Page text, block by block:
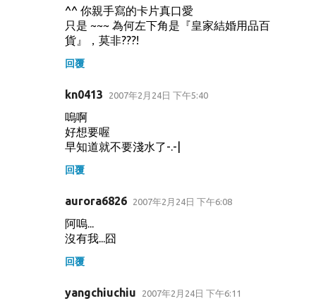
^^ 你親手寫的卡片真口愛
只是 ~~~ 為何左下角是『皇家結婚用品百
貨』，莫非???!
回覆
kn0413 2007年2月24日 下午5:40
嗚啊
好想要喔
早知道就不要淺水了-.-|
回覆
aurora6826 2007年2月24日 下午6:08
阿嗚...
沒有我...囧
回覆
yangchiuchiu 2007年2月24日 下午6:11